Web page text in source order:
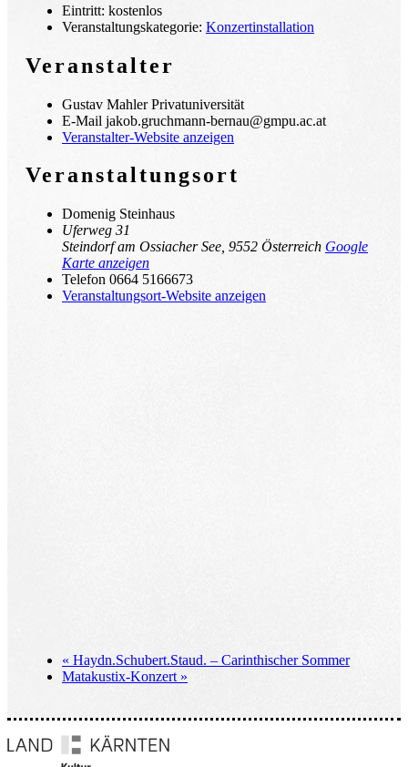
Eintritt: kostenlos
Veranstaltungskategorie: Konzertinstallation
Veranstalter
Gustav Mahler Privatuniversität
E-Mail jakob.gruchmann-bernau@gmpu.ac.at
Veranstalter-Website anzeigen
Veranstaltungsort
Domenig Steinhaus
Uferweg 31
Steindorf am Ossiacher See 9552 Österreich Google
Karte anzeigen
Telefon 0664 5166673
Veranstaltungsort-Website anzeigen
« Haydn.Schubert.Staud. – Carinthischer Sommer
Matakustix-Konzert »